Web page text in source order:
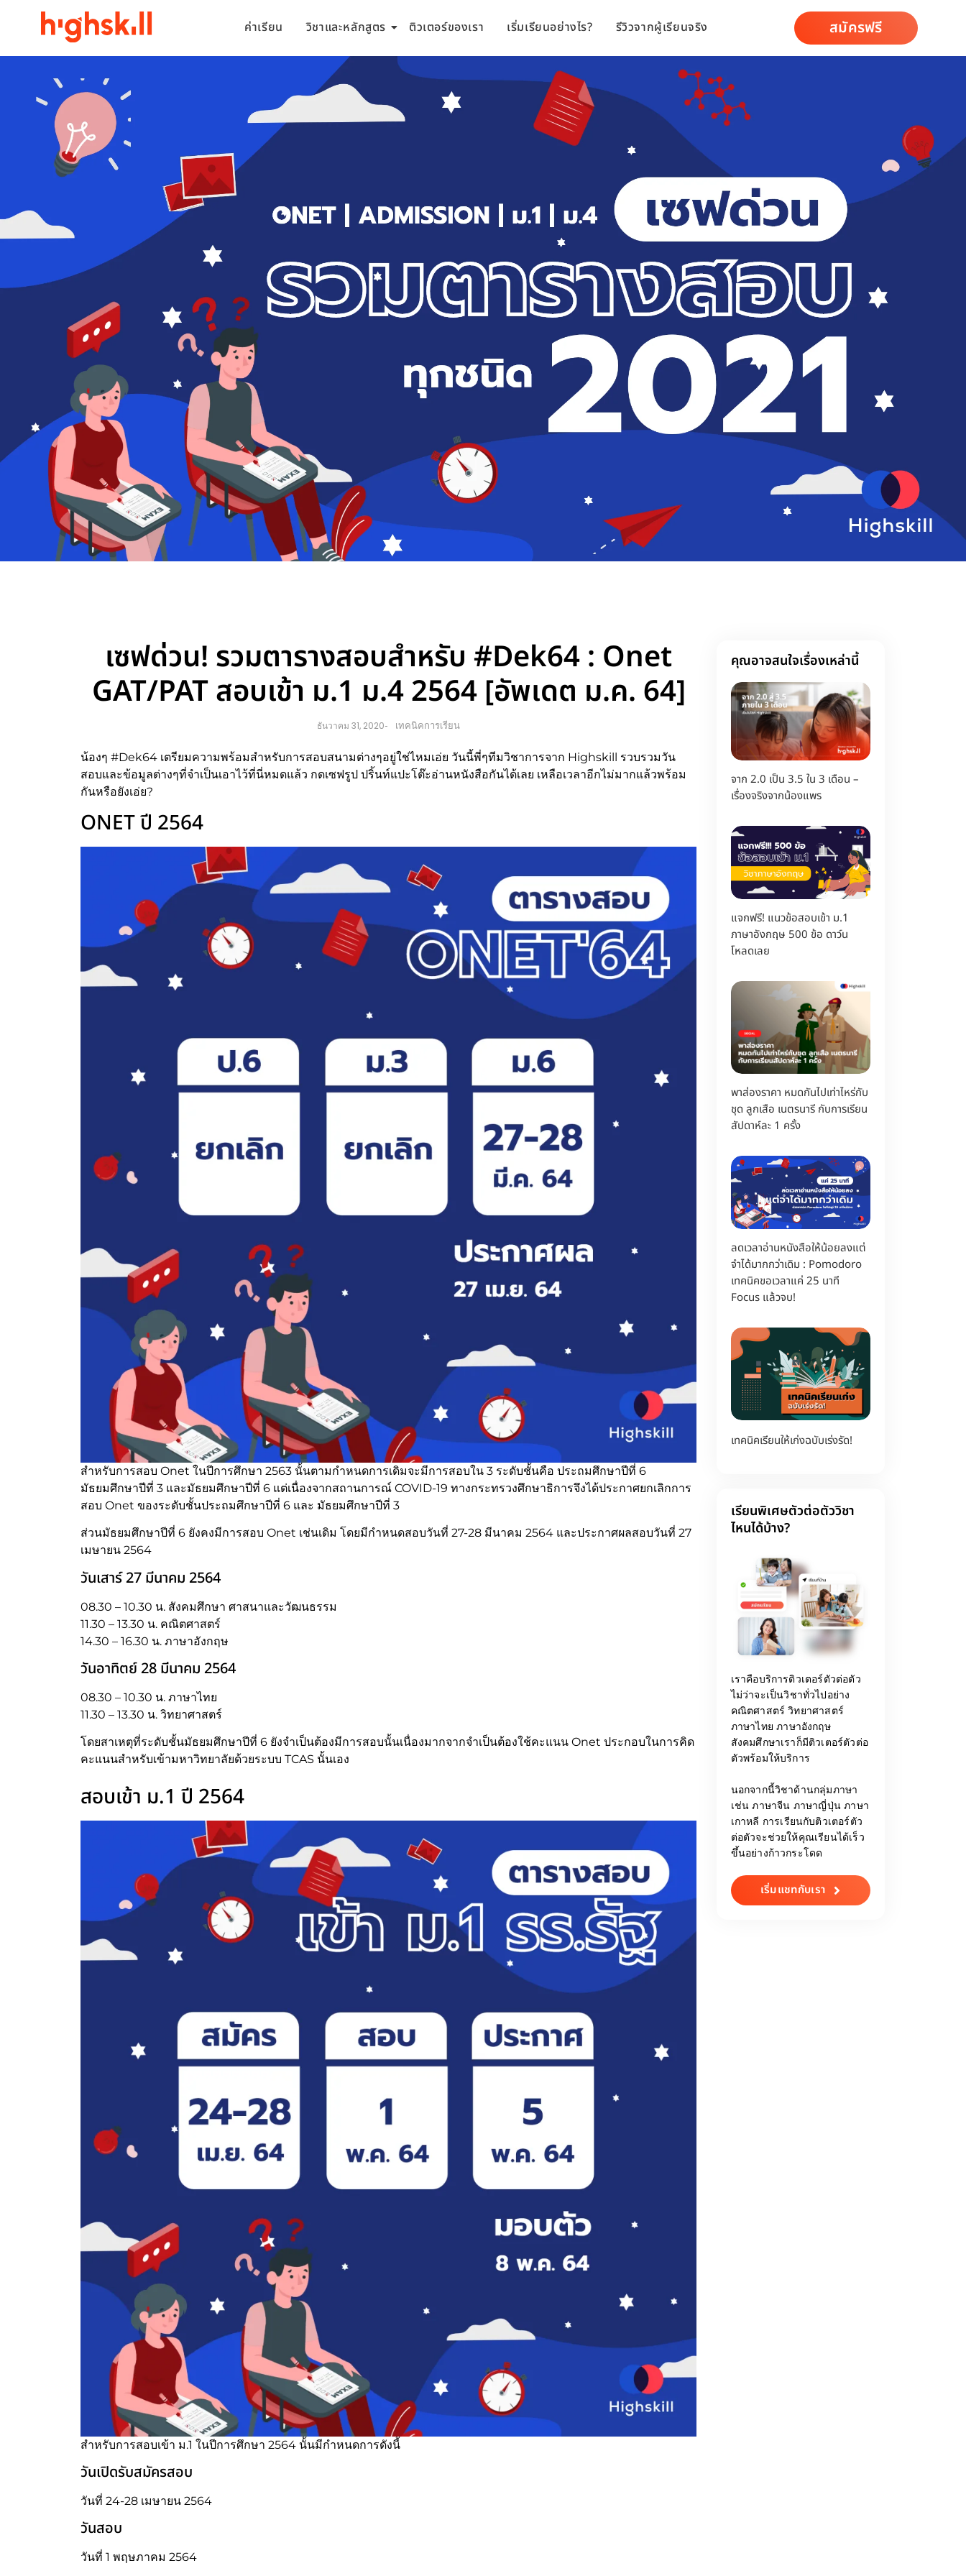
ค่าเรียน วิชาและหลักสูตร ติวเตอร์ของเรา เริ่มเรียนอย่างไร? รีวิวจากผู้เรียนจริง สมัครฟรี
เซฟด่วน! รวมตารางสอบสำหรับ #Dek64 : Onet
GAT/PAT สอบเข้า ม.1 ม.4 2564 [อัพเดต ม.ค. 64]
ธันวาคม 31, 2020- เทคนิคการเรียน
น้องๆ #Dek64 เตรียมความพร้อมสำหรับการสอบสนามต่างๆอยู่ใช่ไหมเอ่ย วันนี้พี่ๆทีมวิชาการจาก Highskill รวบรวมวัน
สอบและข้อมูลต่างๆที่จำเป็นเอาไว้ที่นี่หมดแล้ว กดเซฟรูป ปริ้นท์แปะโต๊ะอ่านหนังสือกันได้เลย เหลือเวลาอีกไม่มากแล้วพร้อม
กันหรือยังเอ่ย?
ONET ปี 2564
สำหรับการสอบ Onet ในปีการศึกษา 2563 นั้นตามกำหนดการเดิมจะมีการสอบใน 3 ระดับชั้นคือ ประถมศึกษาปีที่ 6
มัธยมศึกษาปีที่ 3 และมัธยมศึกษาปีที่ 6 แต่เนื่องจากสถานการณ์ COVID-19 ทางกระทรวงศึกษาธิการจึงได้ประกาศยกเลิกการ
สอบ Onet ของระดับชั้นประถมศึกษาปีที่ 6 และ มัธยมศึกษาปีที่ 3
ส่วนมัธยมศึกษาปีที่ 6 ยังคงมีการสอบ Onet เช่นเดิม โดยมีกำหนดสอบวันที่ 27-28 มีนาคม 2564 และประกาศผลสอบวันที่ 27
เมษายน 2564
วันเสาร์ 27 มีนาคม 2564
08.30 – 10.30 น. สังคมศึกษา ศาสนาและวัฒนธรรม
11.30 – 13.30 น. คณิตศาสตร์
14.30 – 16.30 น. ภาษาอังกฤษ
วันอาทิตย์ 28 มีนาคม 2564
08.30 – 10.30 น. ภาษาไทย
11.30 – 13.30 น. วิทยาศาสตร์
โดยสาเหตุที่ระดับชั้นมัธยมศึกษาปีที่ 6 ยังจำเป็นต้องมีการสอบนั้นเนื่องมากจากจำเป็นต้องใช้คะแนน Onet ประกอบในการคิด
คะแนนสำหรับเข้ามหาวิทยาลัยด้วยระบบ TCAS นั้นเอง
สอบเข้า ม.1 ปี 2564
สำหรับการสอบเข้า ม.1 ในปีการศึกษา 2564 นั้นมีกำหนดการดังนี้
วันเปิดรับสมัครสอบ
วันที่ 24-28 เมษายน 2564
วันสอบ
วันที่ 1 พฤษภาคม 2564
คุณอาจสนใจเรื่องเหล่านี้
จาก 2.0 เป็น 3.5 ใน 3 เดือน –
เรื่องจริงจากน้องแพร
แจกฟรี! แนวข้อสอบเข้า ม.1
ภาษาอังกฤษ 500 ข้อ ดาว์น
โหลดเลย
พาส่องราคา หมดกันไปเท่าไหร่กับ
ชุด ลูกเสือ เนตรนารี กับการเรียน
สัปดาห์ละ 1 ครั้ง
ลดเวลาอ่านหนังสือให้น้อยลงแต่
จำได้มากกว่าเดิม : Pomodoro
เทคนิคขอเวลาแค่ 25 นาที
Focus แล้วจบ!
เทคนิคเรียนให้เก่งฉบับเร่งรัด!
เรียนพิเศษตัวต่อตัววิชา
ไหนได้บ้าง?
เราคือบริการติวเตอร์ตัวต่อตัว
ไม่ว่าจะเป็นวิชาทั่วไปอย่าง
คณิตศาสตร์ วิทยาศาสตร์
ภาษาไทย ภาษาอังกฤษ
สังคมศึกษาเราก็มีติวเตอร์ตัวต่อ
ตัวพร้อมให้บริการ
นอกจากนี้วิชาด้านกลุ่มภาษา
เช่น ภาษาจีน ภาษาญี่ปุ่น ภาษา
เกาหลี การเรียนกับติวเตอร์ตัว
ต่อตัวจะช่วยให้คุณเรียนได้เร็ว
ขึ้นอย่างก้าวกระโดด
เริ่มแชทกับเรา